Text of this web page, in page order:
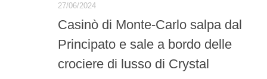
27/06/2024
Casinò di Monte-Carlo salpa dal
Principato e sale a bordo delle
crociere di lusso di Crystal